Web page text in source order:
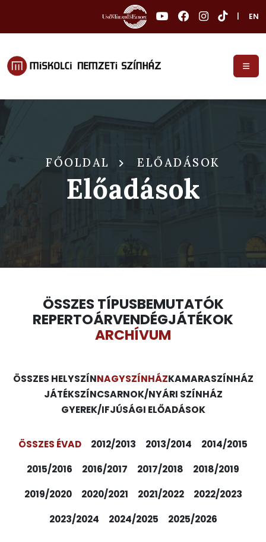
EN
FŐOLDAL ELŐADÁSOK
Előadások
ÖSSZES TÍPUSBEMUTATÓK
REPERTOÁRVENDÉGJÁTÉKOK
ARCHÍVUM
ÖSSZES HELYSZÍNNAGYSZÍNHÁZKAMARASZÍNHÁZ
JÁTÉKSZÍNCSARNOK/NYÁRI SZÍNHÁZ
GYEREK/IFJÚSÁGI ELŐADÁSOK
ÖSSZES ÉVAD 2012/2013 2013/2014
2014/2015
2015/2016
2016/2017 2017/2018
2018/2019
2019/2020
2020/2021 2021/2022
2022/2023
2023/2024
2024/2025 2025/2026